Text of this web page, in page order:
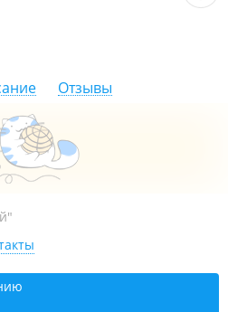
Отзывы
Бокситогорская, 26А